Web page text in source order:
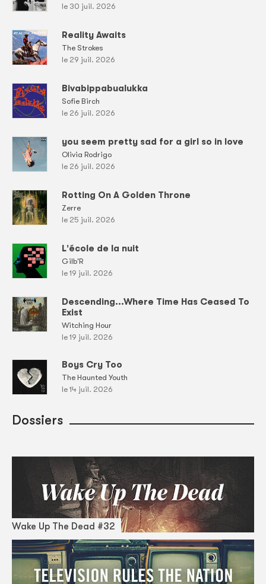
le 30 juil. 2026
Reality Awaits
The Strokes
le 29 juil. 2026
Bivabippabualukka
Sofie Birch
le 26 juil. 2026
you seem pretty sad for a girl so in love
Olivia Rodrigo
le 26 juil. 2026
Rotting On A Golden Throne
Zerre
le 25 juil. 2026
L'école de la nuit
Gilb'R
le 19 juil. 2026
Descending...Where Time Has Ceased To
Exist
Witching Hour
le 19 juil. 2026
Boys Cry Too
The Haunted Youth
le 14 juil. 2026
Dossiers
Wake Up The Dead #32